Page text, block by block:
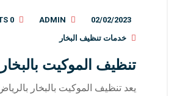
02/02/2023
ADMIN
0 COMMENTS
خدمات تنظيف البخار
تنظيف الموكيت
يعد تنظيف الموكيت بالبخار